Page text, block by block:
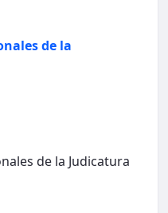
de la
de la Judicatura